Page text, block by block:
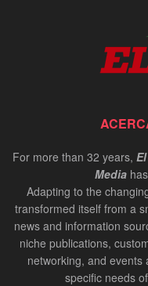
For more than 32 years,
Media
Adapting to the
transformed itself from a
news and information
niche publications,
networking, and
specific needs